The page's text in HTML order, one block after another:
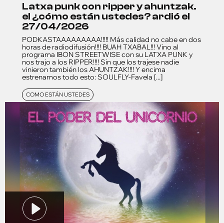
latxa punk con ripper y ahuntzak.
el ¿cómo están ustedes? ardió el
27/04/2026
PODKASTAAAAAAAAA!!!!! Más calidad no cabe en dos
horas de radiodifusión!!!! BUAH TXABAL!!! Vino al
programa IBON STREETWISE con su LATXA PUNK y
nos trajo a los RIPPER!!!! Sin que los trajese nadie
vinieron también los AHUNTZAK!!!! Y encima
estrenamos todo esto: SOULFLY-Favela [...]
COMO ESTÁN USTEDES